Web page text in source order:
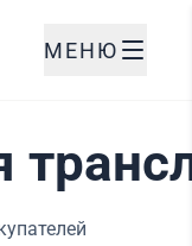
МЕНЮ